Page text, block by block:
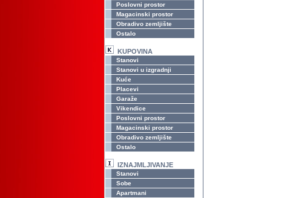
Poslovni prostor
Magacinski prostor
Obradivo zemljište
Ostalo
KUPOVINA
Stanovi
Stanovi u izgradnji
Kuće
Placevi
Garaže
Vikendice
Poslovni prostor
Magacinski prostor
Obradivo zemljište
Ostalo
IZNAJMLJIVANJE
Stanovi
Sobe
Apartmani